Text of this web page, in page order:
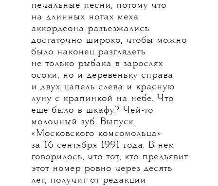
печальные песни, потому что
на длинных нотах меха
аккордеона разъезжались
достаточно широко, чтобы можно
было наконец разглядеть
не только рыбака в зарослях
осоки, но и деревеньку справа
и двух цапель слева и красную
луну с крапинкой на небе. Что
еще было в шкафу? Чей-то
молочный зуб. Выпуск
«Московского комсомольца»
за 16 сентября 1991 года. В нем
говорилось, что тот, кто предъявит
этот номер ровно через десять
лет, получит от редакции